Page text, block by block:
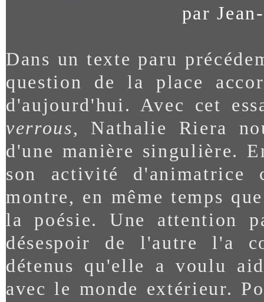
par
Dans un texte paru
question de la place
d'aujourd'hui. Avec cet
verrous, Nathalie Riera
d'une manière singulière.
son activité
montre, en même temps
la poésie. Une attention
désespoir de l'autre l'a
détenus qu'elle a voulu
avec le monde extérieur.